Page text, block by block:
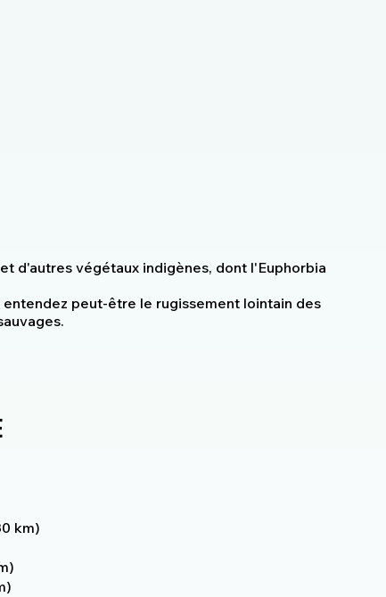
d'autres végétaux indigènes, dont l'Euphorbia
peut-être le rugissement lointain des
km)